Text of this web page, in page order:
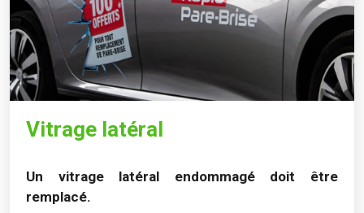
Vitrage latéral
Un vitrage latéral endommagé doit être
remplacé.